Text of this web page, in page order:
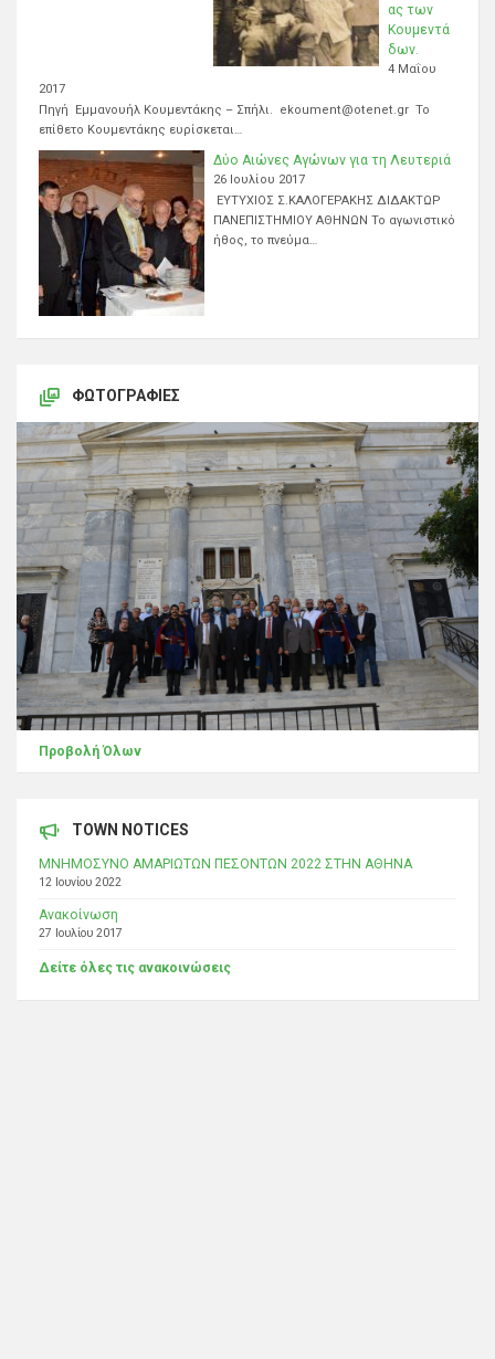
ας των
Κουμεντά
δων.
4 Μαΐου
2017
Πηγή Εμμανουήλ Κουμεντάκης – Σπήλι. ekoument@otenet.gr Το
επίθετο Κουμεντάκης ευρίσκεται…
Δύο Αιώνες Αγώνων για τη Λευτεριά
26 Ιουλίου 2017
ΕΥΤΥΧΙΟΣ Σ.ΚΑΛΟΓΕΡΑΚΗΣ ΔΙΔΑΚΤΩΡ
ΠΑΝΕΠΙΣΤΗΜΙΟΥ ΑΘΗΝΩΝ Το αγωνιστικό
ήθος, το πνεύμα…
ΦΩΤΟΓΡΑΦΊΕΣ
Προβολή Όλων
TOWN NOTICES
ΜΝΗΜΟΣΥΝΟ ΑΜΑΡΙΩΤΩΝ ΠΕΣΟΝΤΩΝ 2022 ΣΤΗΝ ΑΘΗΝΑ
12 Ιουνίου 2022
Ανακοίνωση
27 Ιουλίου 2017
Δείτε όλες τις ανακοινώσεις